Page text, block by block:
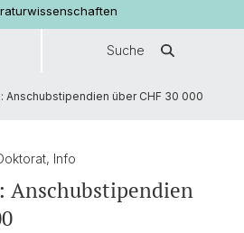
Suche
Anschubstipendien über CHF 30 000
Info
Anschubstipendien